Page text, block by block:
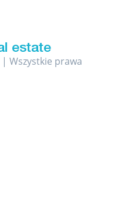
Wszystkie prawa